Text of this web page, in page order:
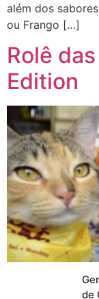
de
além dos
ou Frango […]
Rolê
Edition